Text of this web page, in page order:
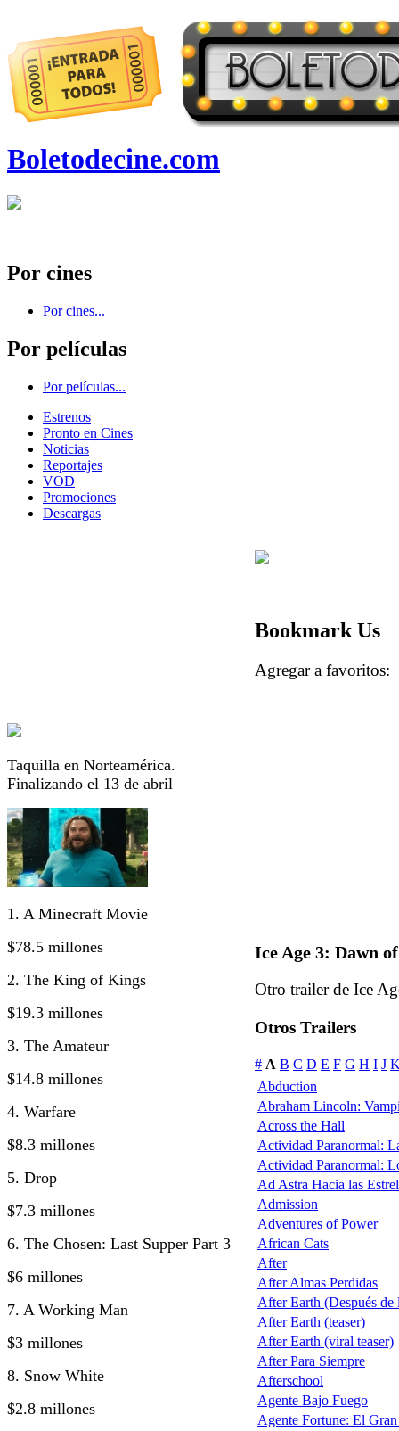
Boletodecine.com
Por cines
Por cines...
Por películas
Por películas...
Estrenos
Pronto en Cines
Noticias
Reportajes
VOD
Promociones
Descargas
Taquilla en Norteamérica.
Finalizando el 13 de abril
1. A Minecraft Movie
$78.5 millones
2. The King of Kings
$19.3 millones
3. The Amateur
$14.8 millones
4. Warfare
$8.3 millones
5. Drop
$7.3 millones
6. The Chosen: Last Supper Part 3
$6 millones
7. A Working Man
$3 millones
8. Snow White
$2.8 millones
Bookmark Us
Agregar a
Ice Age 3: Dawn
Otro trailer de Ice
Otros Trailers
# A B C D E F G H I J
Abduction
Abraham Lincoln:
Across the Hall
Actividad Paranormal:
Actividad Paranormal:
Ad Astra Hacia las
Admission
Adventures of Power
African Cats
After
After Almas Perdidas
After Earth (Después de
After Earth (teaser)
After Earth (viral teaser)
After Para Siempre
Afterschool
Agente Bajo Fuego
Agente Fortune: El